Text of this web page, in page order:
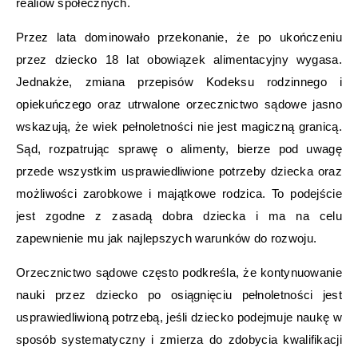
realiów społecznych.
Przez lata dominowało przekonanie, że po ukończeniu
przez dziecko 18 lat obowiązek alimentacyjny wygasa.
Jednakże, zmiana przepisów Kodeksu rodzinnego i
opiekuńczego oraz utrwalone orzecznictwo sądowe jasno
wskazują, że wiek pełnoletności nie jest magiczną granicą.
Sąd, rozpatrując sprawę o alimenty, bierze pod uwagę
przede wszystkim usprawiedliwione potrzeby dziecka oraz
możliwości zarobkowe i majątkowe rodzica. To podejście
jest zgodne z zasadą dobra dziecka i ma na celu
zapewnienie mu jak najlepszych warunków do rozwoju.
Orzecznictwo sądowe często podkreśla, że kontynuowanie
nauki przez dziecko po osiągnięciu pełnoletności jest
usprawiedliwioną potrzebą, jeśli dziecko podejmuje naukę w
sposób systematyczny i zmierza do zdobycia kwalifikacji